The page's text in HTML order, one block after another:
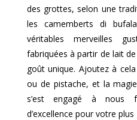
des grottes, selon une
les camemberts di
véritables merveilles
fabriquées à partir de lait
goût unique. Ajoutez à
ou de pistache, et la
s’est engagé à nous
d’excellence pour votre